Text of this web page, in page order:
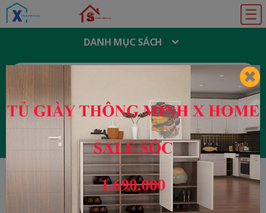
☰
DANH MỤC SÁCH
T
M
I
M
Đăng ký Đăng nhập
HOME Y Học - Sức Khỏe
Bệnh Tiêu Hóa
Cách Phòng Và Điều Trị